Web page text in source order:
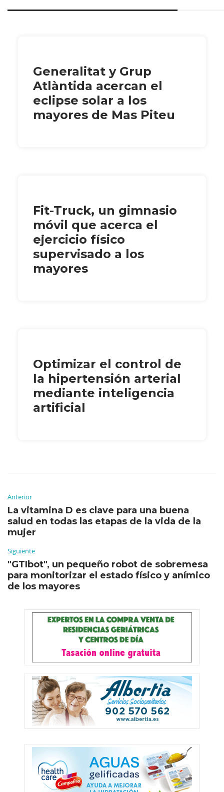
Generalitat y Grup
Atlàntida acercan el
eclipse solar a los
mayores de Mas Piteu
Fit-Truck, un gimnasio
móvil que acerca el
ejercicio físico
supervisado a los
mayores
Optimizar el control de
la hipertensión arterial
mediante inteligencia
artificial
Anterior
La vitamina D es clave para una buena
salud en todas las etapas de la vida de la
mujer
Siguiente
"GTIbot", un pequeño robot de sobremesa
para monitorizar el estado físico y anímico
de los mayores